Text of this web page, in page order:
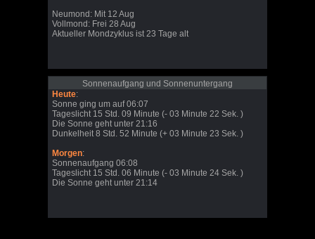
Neumond: Mit 12 Aug
Vollmond: Frei 28 Aug
Aktueller Mondzyklus ist 23 Tage alt
Sonnenaufgang und Sonnenuntergang
Heute:
Sonne ging um auf 06:07
Tageslicht 15 Std. 09 Minute (- 03 Minute 22 Sek. )
Die Sonne geht unter 21:16
Dunkelheit 8 Std. 52 Minute (+ 03 Minute 23 Sek. )
Morgen:
Sonnenaufgang 06:08
Tageslicht 15 Std. 06 Minute (- 03 Minute 24 Sek. )
Die Sonne geht unter 21:14